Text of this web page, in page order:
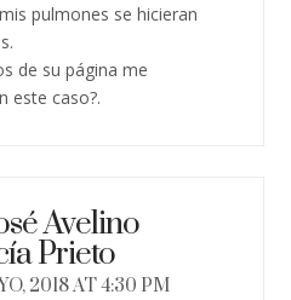
pulmones se hicieran
de su página me
este caso?.
Avelino
Prieto
2018 AT 4:30 PM